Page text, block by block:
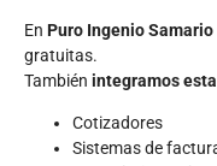
En Puro Ingenio Samario
gratuitas.
También integramos
Cotizadores
Sistemas de